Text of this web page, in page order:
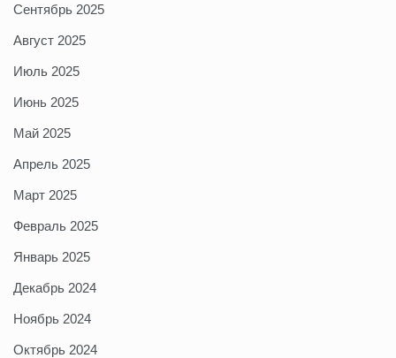
Сентябрь 2025
Август 2025
Июль 2025
Июнь 2025
Май 2025
Апрель 2025
Март 2025
Февраль 2025
Январь 2025
Декабрь 2024
Ноябрь 2024
Октябрь 2024